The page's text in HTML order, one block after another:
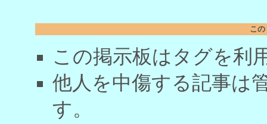
こ
この掲示板はタグを利
他人を中傷する記事は
す。